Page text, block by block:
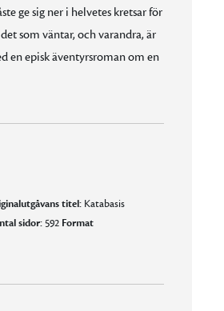
ge sig ner i helvetes kretsar för
som väntar, och varandra, är
en episk äventyrsroman om en
titel:Katabasis
sidor:592 Format